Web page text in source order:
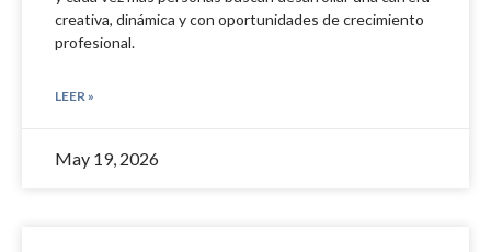
creativa, dinámica y con oportunidades de crecimiento
profesional.
LEER »
May 19, 2026